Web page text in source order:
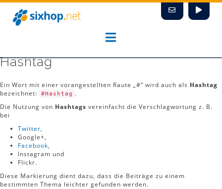
Zum
Inhalt
springen
Hashtag
Ein Wort mit einer vorangestellten Raute „#“ wird auch als Hashtag
bezeichnet:
#Hashtag .
Die Nutzung von Hashtags vereinfacht die Verschlagwortung z. B.
bei
Twitter,
Google+,
Facebook,
Instagram und
Flickr.
Diese Markierung dient dazu, dass die Beiträge zu einem
bestimmten Thema leichter gefunden werden.